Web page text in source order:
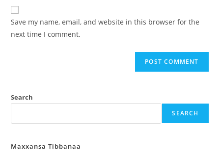
Save my name, email, and website in this browser for the
next time I comment.
Search
SEARCH
Maxxansa Tibbanaa